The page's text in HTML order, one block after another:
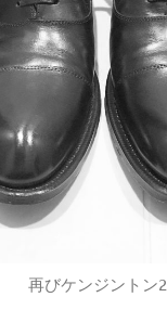
再びケンジントン2